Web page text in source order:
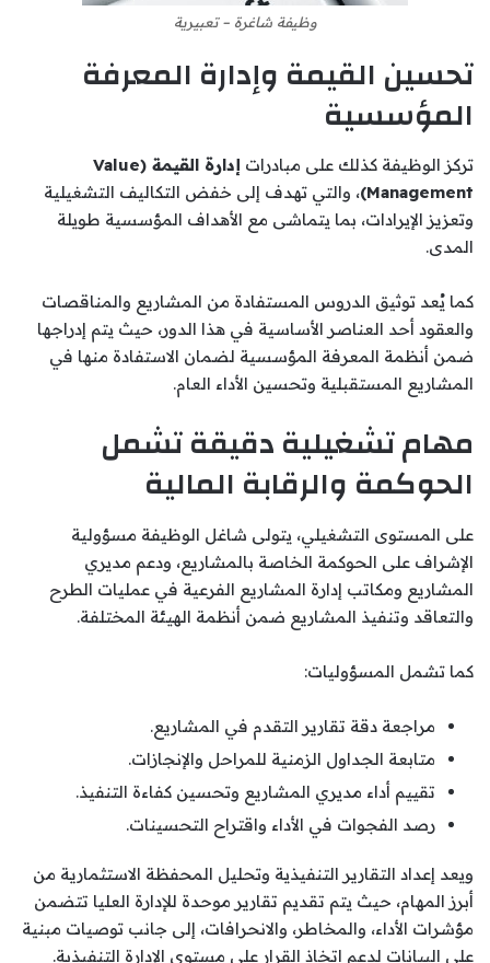
وظيفة شاغرة – تعبيرية
تحسين القيمة وإدارة المعرفة
المؤسسية
تركز الوظيفة كذلك على مبادرات
إدارة القيمة (Value
Management) ، والتي تهدف إلى خفض التكاليف التشغيلية
وتعزيز الإيرادات، بما يتماشى مع الأهداف المؤسسية طويلة
المدى.
كما يُعد توثيق الدروس المستفادة من المشاريع والمناقصات
والعقود أحد العناصر الأساسية في هذا الدور، حيث يتم إدراجها
ضمن أنظمة المعرفة المؤسسية لضمان الاستفادة منها في
المشاريع المستقبلية وتحسين الأداء العام.
مهام تشغيلية دقيقة تشمل
الحوكمة والرقابة المالية
على المستوى التشغيلي، يتولى شاغل الوظيفة مسؤولية
الإشراف على الحوكمة الخاصة بالمشاريع، ودعم مديري
المشاريع ومكاتب إدارة المشاريع الفرعية في عمليات الطرح
والتعاقد وتنفيذ المشاريع ضمن أنظمة الهيئة المختلفة.
كما تشمل المسؤوليات:
مراجعة دقة تقارير التقدم في المشاريع.
متابعة الجداول الزمنية للمراحل والإنجازات.
تقييم أداء مديري المشاريع وتحسين كفاءة التنفيذ.
رصد الفجوات في الأداء واقتراح التحسينات.
ويعد إعداد التقارير التنفيذية وتحليل المحفظة الاستثمارية من
أبرز المهام، حيث يتم تقديم تقارير موحدة للإدارة العليا تتضمن
مؤشرات الأداء، والمخاطر، والانحرافات، إلى جانب توصيات مبنية
على البيانات لدعم اتخاذ القرار على مستوى الإدارة التنفيذية.